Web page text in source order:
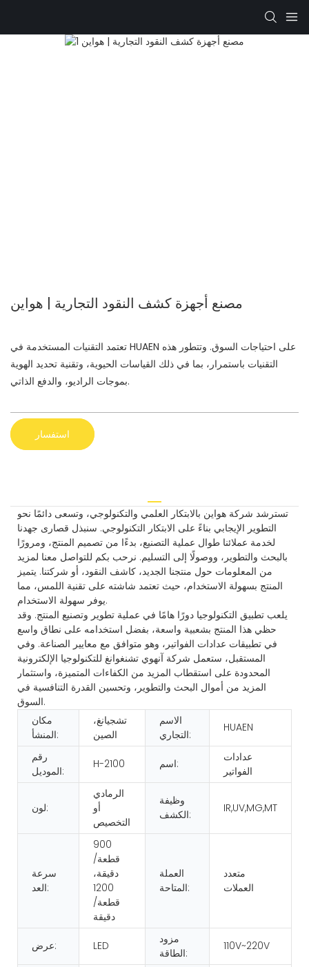
مصنع أجهزة كشف النقود التجارية | هواين
تعتمد التقنيات المستخدمة في HUAEN على احتياجات السوق. وتتطور هذه
التقنيات باستمرار، بما في ذلك القياسات الحيوية، وتقنية تحديد الهوية
بموجات الراديو، والدفع الذاتي.
استفسار
تسترشد شركة هواين بالابتكار العلمي والتكنولوجي، وتسعى دائمًا نحو
التطوير الإيجابي بناءً على الابتكار التكنولوجي. سنبذل قصارى جهدنا
لخدمة عملائنا طوال عملية التصنيع، بدءًا من تصميم المنتج، ومرورًا
بالبحث والتطوير، ووصولًا إلى التسليم. نرحب بكم للتواصل معنا لمزيد
من المعلومات حول منتجنا الجديد، كاشف النقود، أو شركتنا. يتميز
المنتج بسهولة الاستخدام، حيث تعتمد شاشته على تقنية اللمس، مما
يوفر سهولة الاستخدام.
يلعب تطبيق التكنولوجيا دورًا هامًا في عملية تطوير وتصنيع المنتج. وقد
حظي هذا المنتج بشعبية واسعة، بفضل استخدامه على نطاق واسع
في تطبيقات عدادات الفواتير، وهو متوافق مع معايير الصناعة. وفي
المستقبل، ستعمل شركة آنهوي تشنغوانغ للتكنولوجيا الإلكترونية
المحدودة على استقطاب المزيد من الكفاءات المتميزة، واستثمار
المزيد من أموال البحث والتطوير، وتحسين القدرة التنافسية في
السوق.
مكان
المنشأ:
تشجيانغ،
الصين
الاسم
التجاري:
HUAEN
رقم
الموديل:
H-2100 اسم:
عدادات
الفواتير
لون:
الرمادي
أو
التخصيص
وظيفة
الكشف:
IR,UV,MG,MT
سرعة
العد:
900
قطعة/
دقيقة،
1200
قطعة/
دقيقة
العملة
المتاحة:
متعدد
العملات
عرض: LED
مزود
الطاقة:
110V~220V